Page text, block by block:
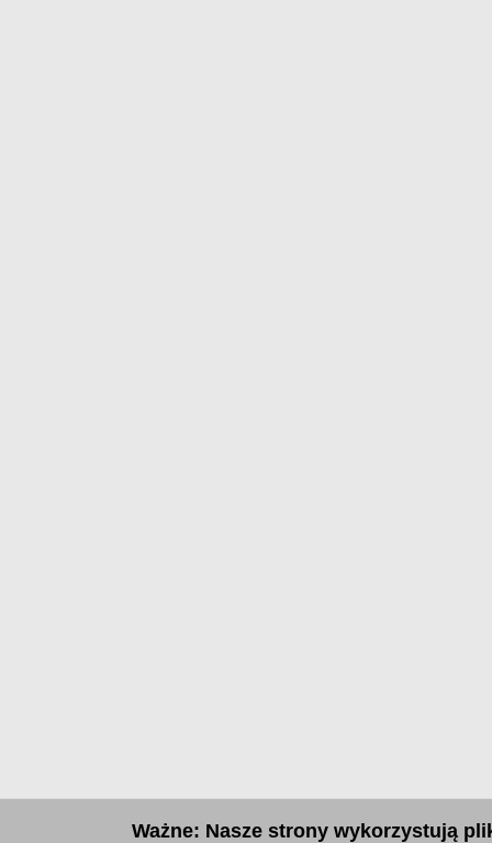
Ważne: Nasze strony wykorzystują